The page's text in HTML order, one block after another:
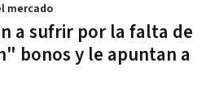
a sufrir por la falta de
bonos y le apuntan a
mercado